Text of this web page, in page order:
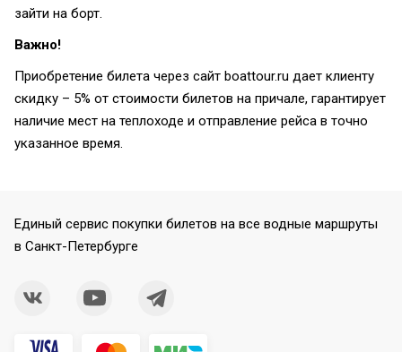
зайти на борт.
Важно!
Приобретение билета через сайт boattour.ru дает клиенту
скидку – 5% от стоимости билетов на причале, гарантирует
наличие мест на теплоходе и отправление рейса в точно
указанное время.
Единый сервис покупки билетов на все водные маршруты
в Санкт-Петербурге